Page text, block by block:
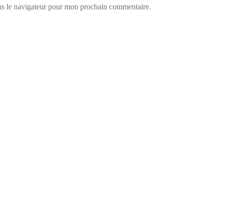
le navigateur pour mon prochain commentaire.